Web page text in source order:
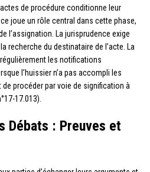
de procédure conditionne leur
joue un rôle central dans cette phase,
l’assignation. La jurisprudence exige
recherche du destinataire de l’acte. La
les notifications
l’huissier n’a pas accompli les
procéder par voie de signification à
17.013).
Débats : Preuves et